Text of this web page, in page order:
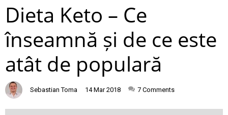
Dieta Keto – Ce
înseamnă și de ce este
atât de populară
Sebastian Toma 14 Mar 2018 7 Comments